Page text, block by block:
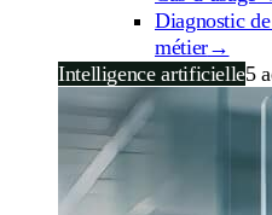
Diagnostic
métier→
Intelligence artificielle5